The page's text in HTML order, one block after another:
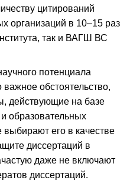
цитирований
организаций в 10–15 раз
так и ВАГШ ВС
потенциала
важное обстоятельство,
действующие на базе
образовательных
выбирают его в качестве
диссертаций в
даже не включают
диссертаций.